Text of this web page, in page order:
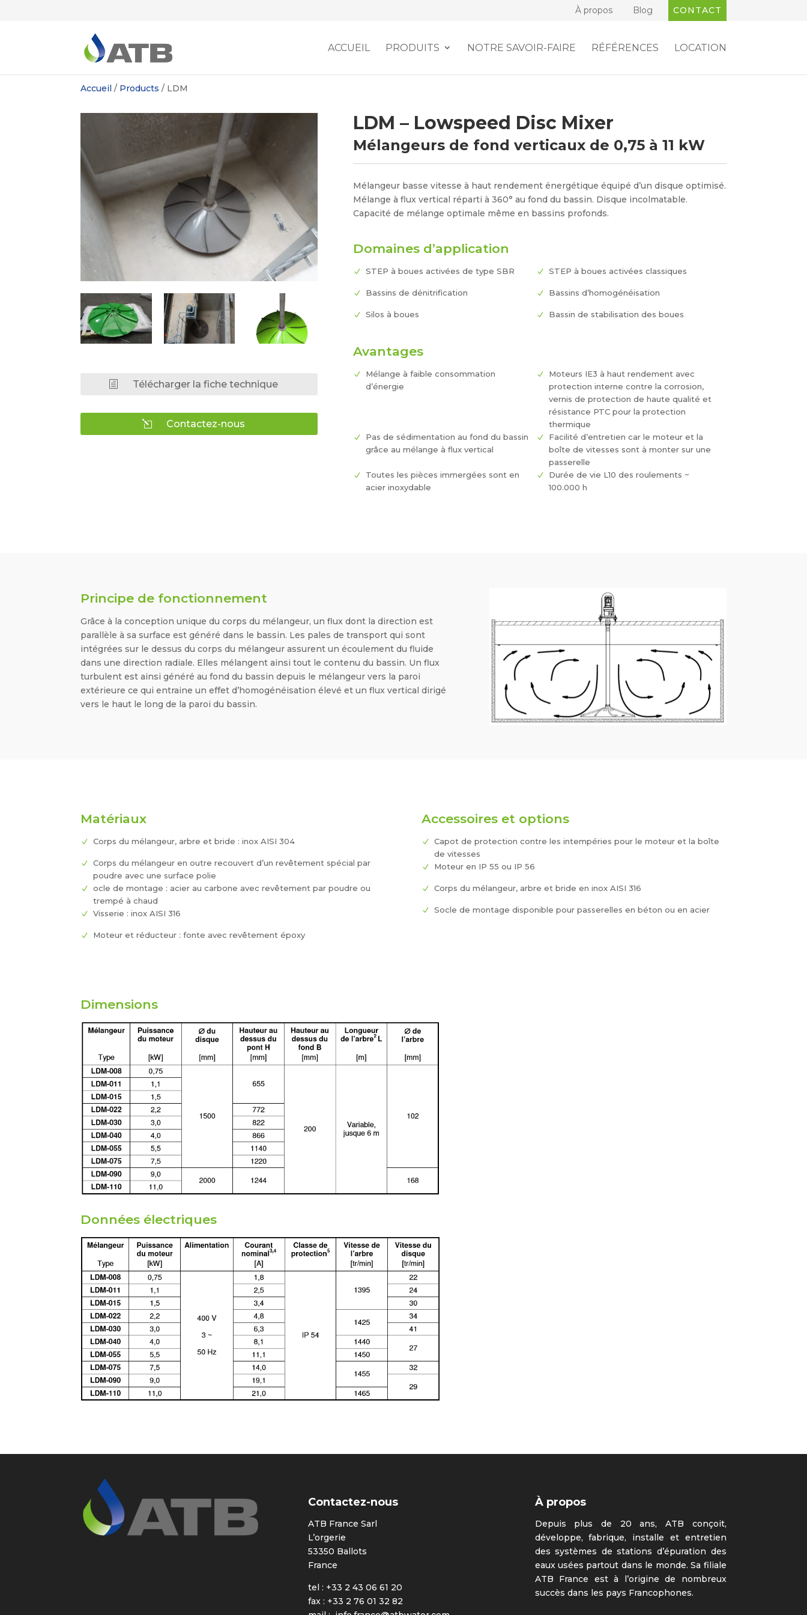
À propos Blog CONTACT
ACCUEIL PRODUITS NOTRE SAVOIR-FAIRE RÉFÉRENCES LOCATION
Accueil / Products / LDM
Télécharger la fiche technique
Contactez-nous
LDM – Lowspeed Disc Mixer
Mélangeurs de fond verticaux de 0,75 à 11 kW
Mélangeur basse vitesse à haut rendement énergétique équipé d’un disque optimisé.
Mélange à flux vertical réparti à 360° au fond du bassin. Disque incolmatable.
Capacité de mélange optimale même en bassins profonds.
Domaines d’application
STEP à boues activées de type SBR STEP à boues activées classiques
Bassins de dénitrification Bassins d’homogénéisation
Silos à boues Bassin de stabilisation des boues
Avantages
Mélange à faible consommation
d’énergie
Moteurs IE3 à haut rendement avec
protection interne contre la corrosion,
vernis de protection de haute qualité et
résistance PTC pour la protection
thermique
Pas de sédimentation au fond du bassin
grâce au mélange à flux vertical
Facilité d’entretien car le moteur et la
boîte de vitesses sont à monter sur une
passerelle
Toutes les pièces immergées sont en
acier inoxydable
Durée de vie L10 des roulements ~
100.000 h
Principe de fonctionnement
Grâce à la conception unique du corps du mélangeur, un flux dont la direction est
parallèle à sa surface est généré dans le bassin. Les pales de transport qui sont
intégrées sur le dessus du corps du mélangeur assurent un écoulement du fluide
dans une direction radiale. Elles mélangent ainsi tout le contenu du bassin. Un flux
turbulent est ainsi généré au fond du bassin depuis le mélangeur vers la paroi
extérieure ce qui entraine un effet d’homogénéisation élevé et un flux vertical dirigé
vers le haut le long de la paroi du bassin.
Matériaux
Corps du mélangeur, arbre et bride : inox AISI 304
Corps du mélangeur en outre recouvert d’un revêtement spécial par
poudre avec une surface polie
ocle de montage : acier au carbone avec revêtement par poudre ou
trempé à chaud
Visserie : inox AISI 316
Moteur et réducteur : fonte avec revêtement époxy
Accessoires et options
Capot de protection contre les intempéries pour le moteur et la boîte
de vitesses
Moteur en IP 55 ou IP 56
Corps du mélangeur, arbre et bride en inox AISI 316
Socle de montage disponible pour passerelles en béton ou en acier
Dimensions
Données électriques
Contactez-nous
ATB France Sarl
L’orgerie
53350 Ballots
France
tel : +33 2 43 06 61 20
fax : +33 2 76 01 32 82
À propos
Depuis plus de 20 ans, ATB conçoit,
développe, fabrique, installe et entretien
des systèmes de stations d’épuration des
eaux usées partout dans le monde. Sa filiale
ATB France est à l’origine de nombreux
succès dans les pays Francophones.